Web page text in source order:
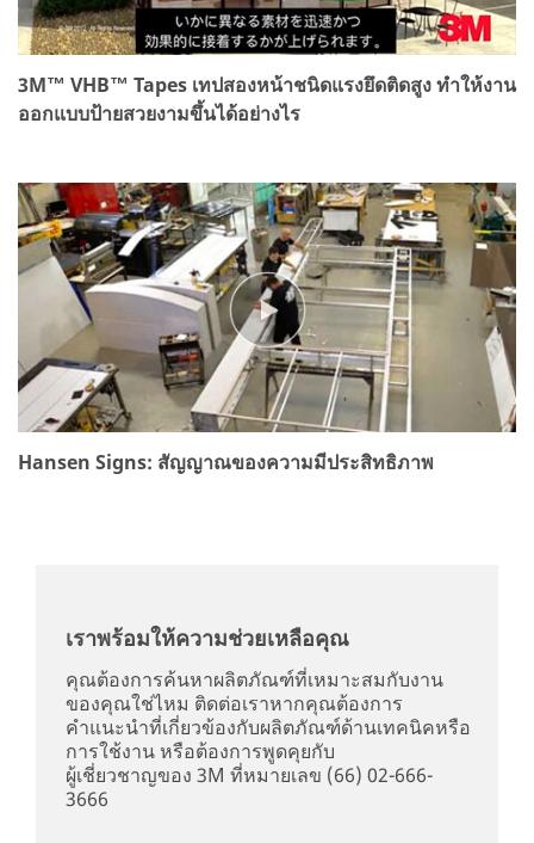
3M™ VHB™ Tapes เทปสองหน้าชนิดแรงยึดติดสูง ทำให้งาน
ออกแบบป้ายสวยงามขึ้นได้อย่างไร
Hansen Signs: สัญญาณของความมีประสิทธิภาพ
เราพร้อมให้ความช่วยเหลือคุณ
คุณต้องการค้นหาผลิตภัณฑ์ที่เหมาะสมกับงาน
ของคุณใช่ไหม ติดต่อเราหากคุณต้องการ
คำแนะนำที่เกี่ยวข้องกับผลิตภัณฑ์ด้านเทคนิคหรือ
การใช้งาน หรือต้องการพูดคุยกับ
ผู้เชี่ยวชาญของ 3M ที่หมายเลข (66) 02-666-
3666